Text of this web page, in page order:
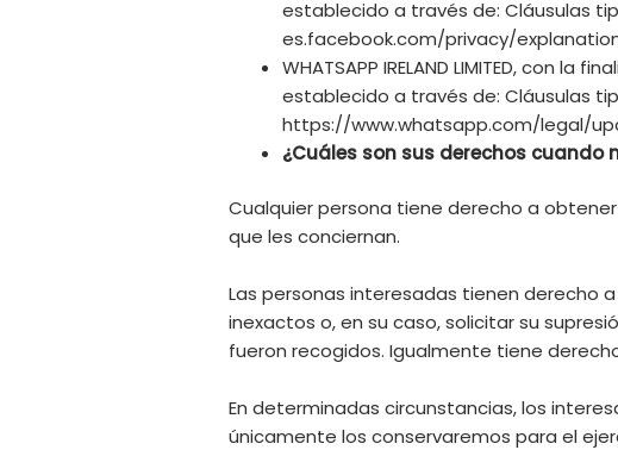
establecido a través de: Cláusulas
es.facebook.com/privacy/
WHATSAPP IRELAND LIMITED, con
establecido a través de: Cláusulas
https://www.whatsapp.com/legal/
¿Cuáles son sus derechos
Cualquier persona tiene derecho a
que les conciernan.
Las personas interesadas tienen derecho
inexactos o, en su caso, solicitar su
fueron recogidos. Igualmente tiene
En determinadas circunstancias, los
únicamente los conservaremos para el